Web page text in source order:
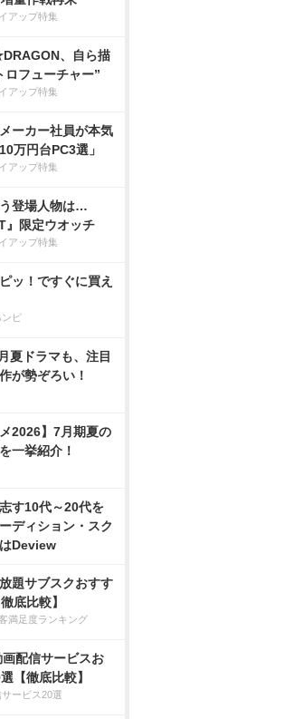
アップ特集
、自ら描
ロフューチャー”
アップ特集
ーカー社員が本気
万円台PC3選」
アップ特集
登場人物は…
』限定ウオッチ
アップ特集
ッ！ですぐに買え
ンピ
夏ドラマも、注目
が勢ぞろい！
メ2026】7月期夏の
一挙紹介！
す10代～20代を
ディション・スク
Deview
題サブスクおすす
底比較】
満足度ランキング
配信サービスお
【徹底比較】
ービス20選